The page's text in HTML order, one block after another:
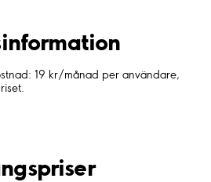
19 kr/månad per användare,